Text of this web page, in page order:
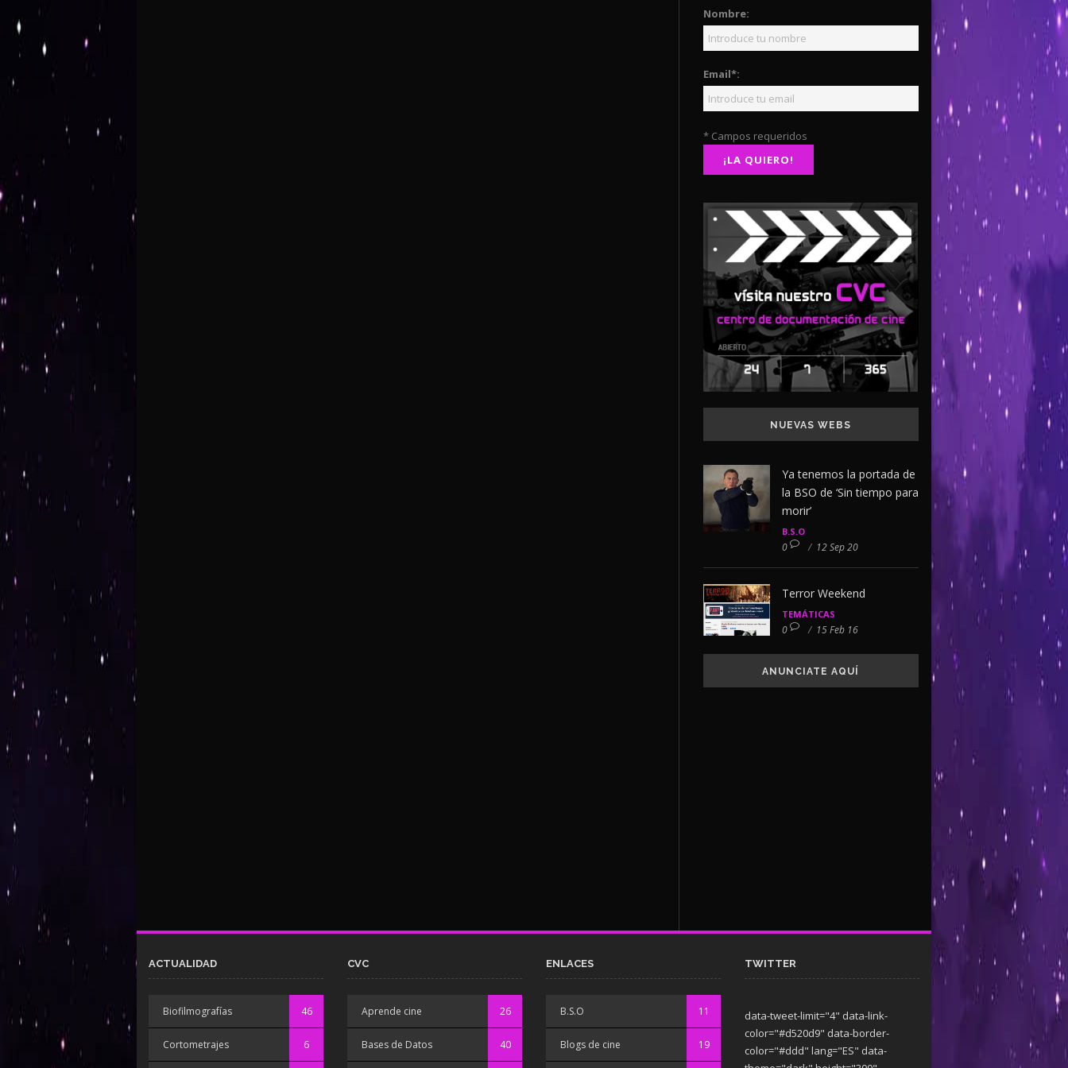
Nombre:
Email*:
* Campos requeridos
NUEVAS WEBS
Ya tenemos la portada de
la BSO de ‘Sin tiempo para
morir’
B.S.O
0 / 12 Sep 20
Terror Weekend
TEMÁTICAS
0 / 15 Feb 16
ANUNCIATE AQUÍ
ACTUALIDAD
Biofilmografías 46
Cortometrajes 6
CVC
Aprende cine 26
Bases de Datos 40
ENLACES
B.S.O 11
Blogs de cine 19
TWITTER
data-tweet-limit="4" data-link-
color="#d520d9" data-border-
color="#ddd" lang="ES" data-